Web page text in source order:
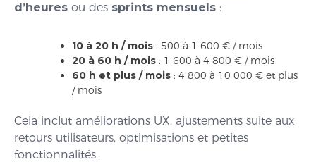
d’heures ou des sprints mensuels :
10 à 20 h / mois : 500 à 1 600 € / mois
20 à 60 h / mois : 1 600 à 4 800 € / mois
60 h et plus / mois : 4 800 à 10 000 € et plus
/ mois
Cela inclut améliorations UX, ajustements suite aux
retours utilisateurs, optimisations et petites
fonctionnalités.